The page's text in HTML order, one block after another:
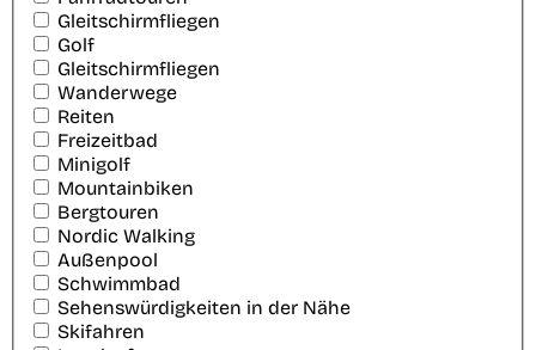
Gleitschirmfliegen
Golf
Gleitschirmfliegen
Wanderwege
Reiten
Freizeitbad
Minigolf
Mountainbiken
Bergtouren
Nordic Walking
Außenpool
Schwimmbad
Sehenswürdigkeiten in der Nähe
Skifahren